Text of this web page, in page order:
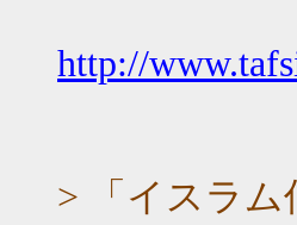
http://
> 「イスラ